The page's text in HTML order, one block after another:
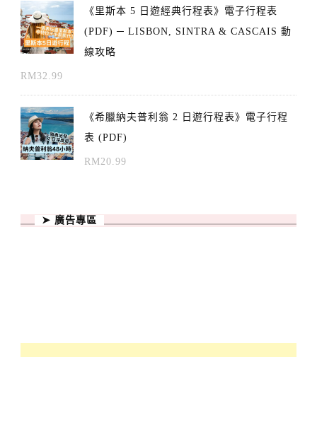
《里斯本 5 日遊經典行程表》電子行程表
(PDF) ─ LISBON, SINTRA & CASCAIS 動
線攻略
RM32.99
《希臘納夫普利翁 2 日遊行程表》電子行程
表 (PDF)
RM20.99
➤ 廣告專區